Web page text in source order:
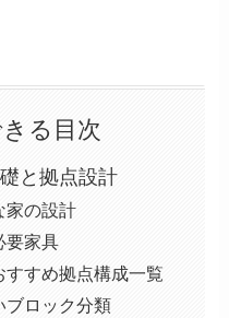
る目次
と拠点設計
家の設計
要家具
すすめ拠点構成一覧
ブロック分類